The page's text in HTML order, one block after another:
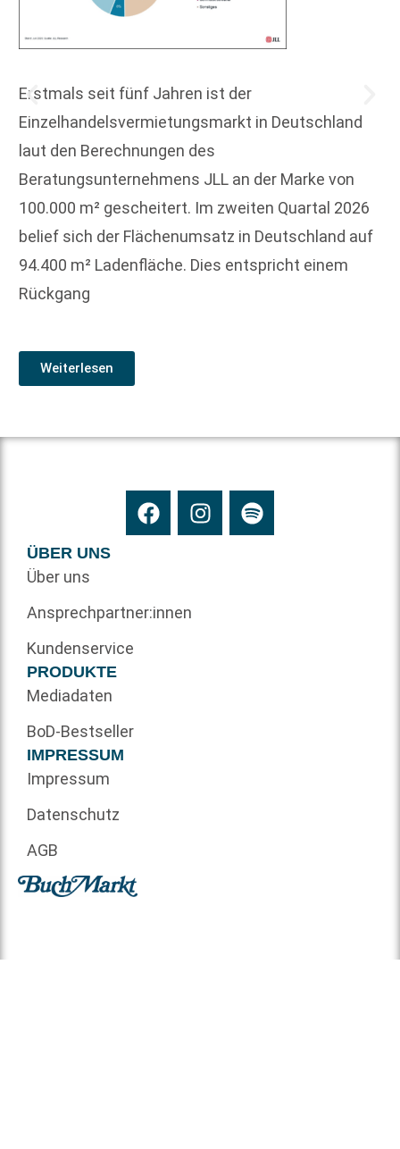
Erstmals seit fünf Jahren ist der
Einzelhandelsvermietungsmarkt in Deutschland
laut den Berechnungen des
Beratungsunternehmens JLL an der Marke von
100.000 m² gescheitert. Im zweiten Quartal 2026
belief sich der Flächenumsatz in Deutschland auf
94.400 m² Ladenfläche. Dies entspricht einem
Rückgang
Weiterlesen
ÜBER UNS
Über uns
Ansprechpartner:innen
Kundenservice
PRODUKTE
Mediadaten
BoD-Bestseller
IMPRESSUM
Impressum
Datenschutz
AGB